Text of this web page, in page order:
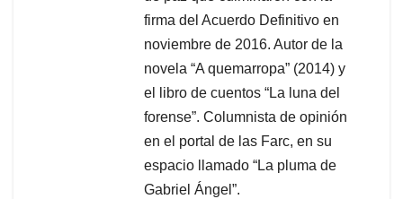
firma del Acuerdo Definitivo en
noviembre de 2016. Autor de la
novela “A quemarropa” (2014) y
el libro de cuentos “La luna del
forense”. Columnista de opinión
en el portal de las Farc, en su
espacio llamado “La pluma de
Gabriel Ángel”.